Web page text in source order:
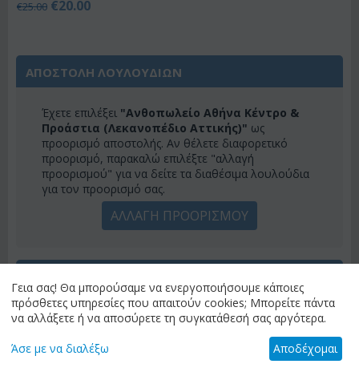
€25.00 €20.00
ΑΠΟΣΤΟΛΗ ΛΟΥΛΟΥΔΙΩΝ
Έχετε επιλέξει "Ανθοπωλείο Αθήνα Κέντρο &
Προάστια (Λεκανοπέδιο Αττικής)" ως
προορισμό αποστολής. Αν θέλετε διαφορετικό
προορισμό, παρακαλώ επιλέξτε "αλλαγή
προορισμού" για να δείτε τα διαθέσιμα λουλούδια
για τον προορισμό σας.
ΑΛΛΑΓΗ ΠΡΟΟΡΙΣΜΟΥ
ΜΕΝΟΎ
Γεια σας! Θα μπορούσαμε να ενεργοποιήσουμε κάποιες
πρόσθετες υπηρεσίες που απαιτούν cookies; Μπορείτε πάντα
να αλλάξετε ή να αποσύρετε τη συγκατάθεσή σας αργότερα.
Άσε με να διαλέξω Αποδέχομαι